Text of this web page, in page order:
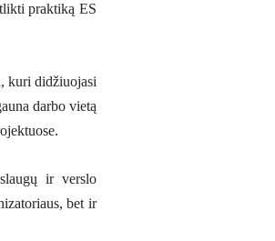
praktiką ES
kuri didžiuojasi
darbo vietą
ir verslo
bet ir